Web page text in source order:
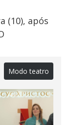
(10), após
Modo teatro